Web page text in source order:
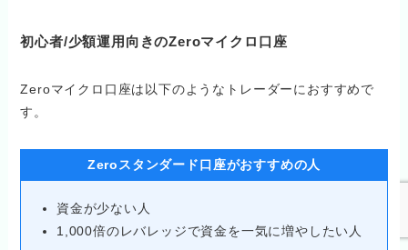
初心者/少額運用向きのZeroマイクロ口座
Zeroマイクロ口座は以下のようなトレーダーにおすすめで
す。
Zeroスタンダード口座がおすすめの人
資金が少ない人
1,000倍のレバレッジで資金を一気に増やしたい人